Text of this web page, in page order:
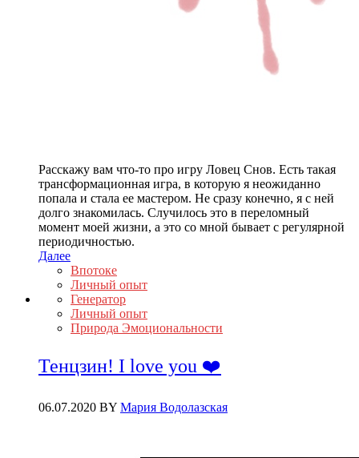
Расскажу вам что-то про игру Ловец Снов. Есть такая
трансформационная игра, в которую я неожиданно
попала и стала ее мастером. Не сразу конечно, я с ней
долго знакомилась. Случилось это в переломный
момент моей жизни, а это со мной бывает с регулярной
периодичностью.
Далее
Впотоке
Личный опыт
Генератор
Личный опыт
Природа Эмоциональности
Тенцзин! I love you ❤️
06.07.2020 BY Мария Водолазская